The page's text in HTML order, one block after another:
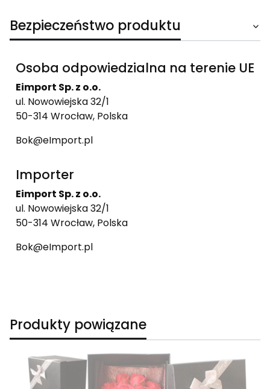
Bezpieczeństwo produktu
Osoba odpowiedzialna na terenie UE
Eimport Sp. z o.o.
ul. Nowowiejska 32/1
50-314 Wrocław, Polska
Bok@eImport.pl
Importer
Eimport Sp. z o.o.
ul. Nowowiejska 32/1
50-314 Wrocław, Polska
Bok@eImport.pl
Produkty powiązane